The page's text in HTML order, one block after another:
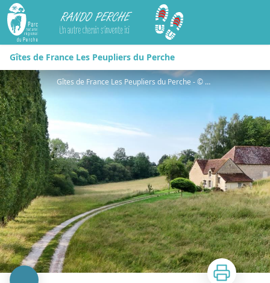
Rando Perche
Gîtes de France Les Peupliers du Perche
Gîtes de France Les Peupliers du Perche - © Gites de France Orne